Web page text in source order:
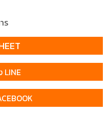
ร
LINE